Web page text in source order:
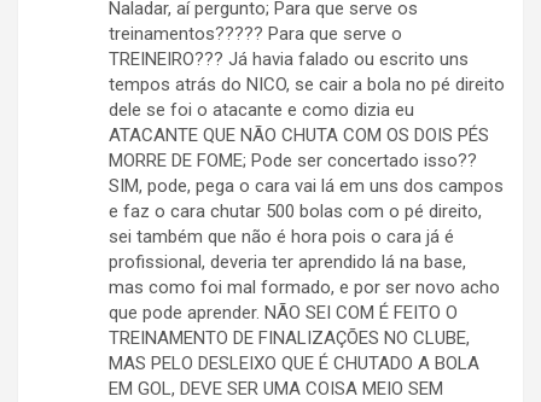
Naladar, aí pergunto; Para que serve os
treinamentos????? Para que serve o
TREINEIRO??? Já havia falado ou escrito uns
tempos atrás do NICO, se cair a bola no pé direito
dele se foi o atacante e como dizia eu
ATACANTE QUE NÃO CHUTA COM OS DOIS PÉS
MORRE DE FOME; Pode ser concertado isso??
SIM, pode, pega o cara vai lá em uns dos campos
e faz o cara chutar 500 bolas com o pé direito,
sei também que não é hora pois o cara já é
profissional, deveria ter aprendido lá na base,
mas como foi mal formado, e por ser novo acho
que pode aprender. NÃO SEI COM É FEITO O
TREINAMENTO DE FINALIZAÇÕES NO CLUBE,
MAS PELO DESLEIXO QUE É CHUTADO A BOLA
EM GOL, DEVE SER UMA COISA MEIO SEM